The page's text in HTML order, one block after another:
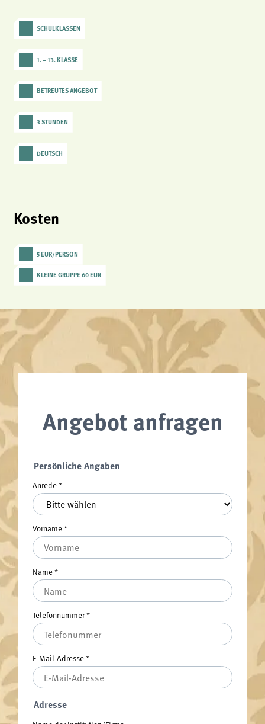
SCHULKLASSEN
1. – 13. KLASSE
BETREUTES ANGEBOT
3 STUNDEN
DEUTSCH
Kosten
5 EUR/PERSON
KLEINE GRUPPE 60 EUR
Angebot anfragen
Persönliche Angaben
Anrede*
Vorname*
Name*
Telefonnummer*
E-Mail-Adresse*
Adresse